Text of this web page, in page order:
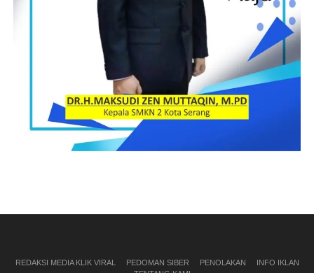
REDAKSI MEDIA KLIK VIRAL PEDOMAN SIBER PENOLAKAN
INFO IKLAN